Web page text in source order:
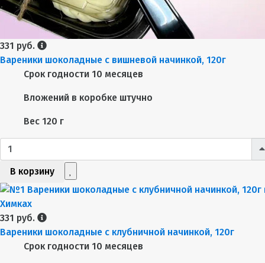
331 руб.
Вареники шоколадные с вишневой начинкой, 120г
Срок годности 10 месяцев
Вложений в коробке штучно
Вес 120 г
В корзину
331 руб.
Вареники шоколадные с клубничной начинкой, 120г
Срок годности 10 месяцев